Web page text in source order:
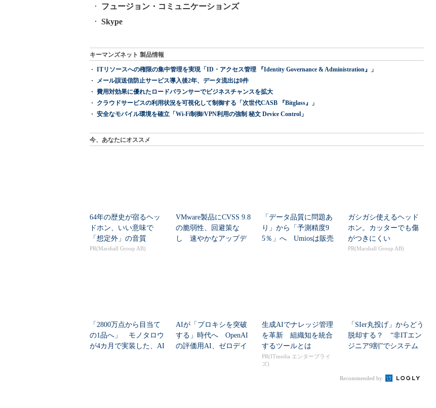
フュージョン・コミュニケーションズ
Skype
キーマンズネット 製品情報
ITリソースへの権限の集中管理を実現「ID・アクセス管理 『Identity Governance & Administration』」
メール誤送信防止サービス導入後2年、データ流出は0件
費用対効果に優れたロードバランサーでビジネスチャンスを拡大
クラウドサービスの利用状況を可視化して制御する「次世代CASB 『Bitglass』」
安全なモバイル環境を確立「Wi-Fi制御/VPN利用の強制 秘文 Device Control」
今、あなたにオススメ
64年の歴史が宿るヘッ
ドホン、いい意味で
「想定外」の音質
PR(Marshall Group AB)
VMware製品にCVSS 9.8
の脆弱性、回避策な
し 速やかなアップデ
「データ品質に問題あ
り」から「予測精度9
5％」へ Umiosは販売
ガシガシ使えるヘッド
ホン。カッターでも傷
がつきにくい
PR(Marshall Group AB)
「2800万点から目当て
の1品へ」 モノタロウ
が4カ月で実装した、AI
AIが「プロキシを突破
する」時代へ OpenAI
の評価用AI、ゼロデイ
生成AIでナレッジ管理
を革新 組織知を統合
するツールとは
PR(ITmedia エンタープライ
ズ)
「SIer丸投げ」からどう
脱却する？ “非ITエン
ジニア9割”でシステム
Recommended by